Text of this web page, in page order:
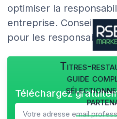
optimiser la
entreprise. Conseils
pour les responsables
Titres-
guide
Téléchargez